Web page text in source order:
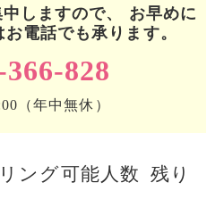
しますので、 お早めに
電話でも承ります。
366-828
（年中無休）
ング可能人数 残り